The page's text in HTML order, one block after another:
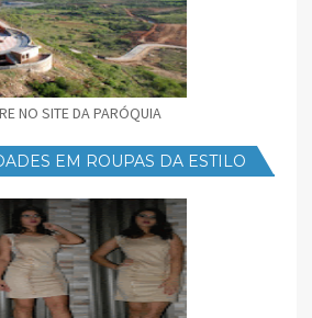
NO SITE DA PARÓQUIA
EM ROUPAS DA ESTILO